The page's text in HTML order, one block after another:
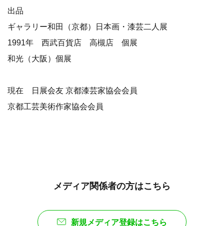
出品
ギャラリー和田（京都）日本画・漆芸二人展
1991年 西武百貨店 高槻店 個展
和光（大阪）個展
現在 日展会友 京都漆芸家協会会員
京都工芸美術作家協会会員
メディア関係者の方はこちら
新規メディア登録はこちら